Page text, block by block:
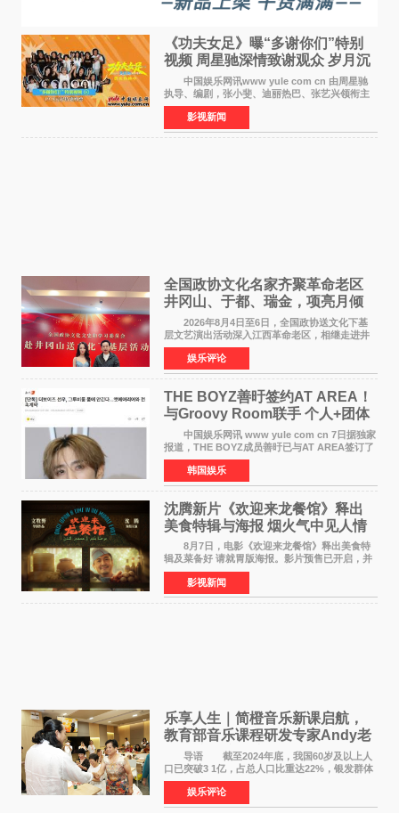
《功夫女足》曝“多谢你们”特别
视频 周星驰深情致谢观众 岁月沉
淀不灭初心
中国娱乐网讯www yule com cn 由周星驰
执导、编剧，张小斐、迪丽热巴、张艺兴领衔主
演，刘嘉玲、佐藤健特别出演，艾米、雪野、蔡
思贝、胡予安、倪好特别介绍的喜剧电影《功夫
女足》释出多谢你
影视新闻
全国政协文化名家齐聚革命老区
井冈山、于都、瑞金，项亮月倾
情献唱《桃花谣》致敬红色沃土
2026年8月4日至6日，全国政协送文化下基
层文艺演出活动深入江西革命老区，相继走进井
冈山、于都长征出发地、瑞金三地。由全国政协
文化文史和学习委员会副主任、甘肃省政协原主
席欧阳坚率团，一
娱乐评论
THE BOYZ善旴签约AT AREA！
与Groovy Room联手 个人+团体
活动并行
中国娱乐网讯 www yule com cn 7日据独家
报道，THE BOYZ成员善旴已与AT AREA签订了
专属合约。AT AREA是由知名制作人组合
Groovy Room创立的hip-hop厂牌，旗下拥有多
位实力派音乐人，在韩
韩国娱乐
沈腾新片《欢迎来龙餐馆》释出
美食特辑与海报 烟火气中见人情
温暖
8月7日，电影《欢迎来龙餐馆》释出美食特
辑及菜备好 请就胃版海报。影片预售已开启，并
将于8月8日至10日14:00-21:00举行全国超前点
映。电影《欢迎来龙餐馆》作为战争美食喜剧大
片，讲述了中国
影视新闻
乐享人生｜简橙音乐新课启航，
教育部音乐课程研发专家Andy老
师重磅入驻领航银龄琴声
导语 截至2024年底，我国60岁及以上人
口已突破3 1亿，占总人口比重达22%，银发群体
的精神文化需求日益凸显。2024年1月，国务院办
公厅印发《关于发展银发经济增进老年人福祉的
意见》——这是
娱乐评论